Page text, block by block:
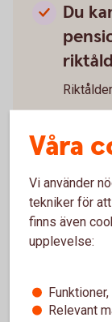
Du
Även
stoppa
Du
Välj att
Du
Våra
Vi använder
tekniker för
finns även
upplevelse:
Relevant